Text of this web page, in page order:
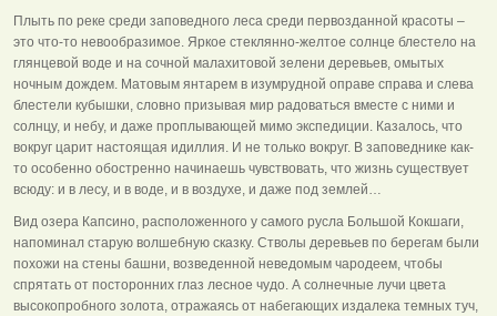
Плыть по реке среди заповедного леса среди первозданной красоты –
это что-то невообразимое. Яркое стеклянно-желтое солнце блестело на
глянцевой воде и на сочной малахитовой зелени деревьев, омытых
ночным дождем. Матовым янтарем в изумрудной оправе справа и слева
блестели кубышки, словно призывая мир радоваться вместе с ними и
солнцу, и небу, и даже проплывающей мимо экспедиции. Казалось, что
вокруг царит настоящая идиллия. И не только вокруг. В заповеднике как-
то особенно обостренно начинаешь чувствовать, что жизнь существует
всюду: и в лесу, и в воде, и в воздухе, и даже под землей…
Вид озера Капсино, расположенного у самого русла Большой Кокшаги,
напоминал старую волшебную сказку. Стволы деревьев по берегам были
похожи на стены башни, возведенной неведомым чародеем, чтобы
спрятать от посторонних глаз лесное чудо. А солнечные лучи цвета
высокопробного золота, отражаясь от набегающих издалека темных туч,